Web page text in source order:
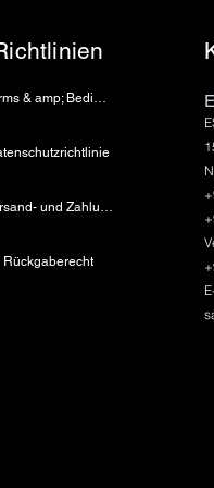
Terms & amp; Bedingungen
Versand- und Zahlungsinformationen
Rückgaberecht